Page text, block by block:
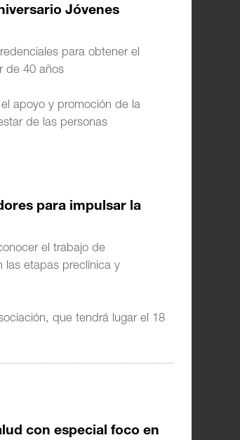
Jóvenes
para obtener el
de 40 años
apoyo y promoción de la
de las personas
para impulsar la
el trabajo de
las etapas preclínica y
que tendrá lugar el 18
con especial foco en